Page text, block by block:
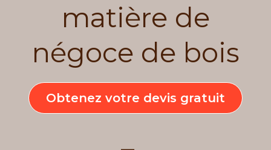
matière de
négoce de bois
Obtenez votre devis gratuit